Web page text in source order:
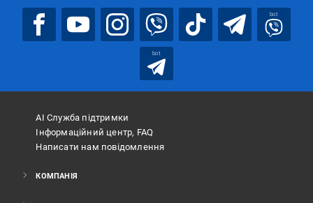
bot
bot
АІ Служба підтримки
Інформаційний центр, FAQ
Написати нам повідомлення
КОМПАНІЯ